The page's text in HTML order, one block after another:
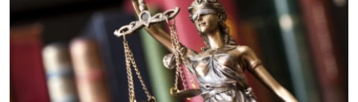
РАСПИСАНИЕ ВЕЩАНИЯ
ПОДПИШИТЕСЬ НА РАССЫЛКУ
СОЦИАЛЬНЫЕ СЕТИ